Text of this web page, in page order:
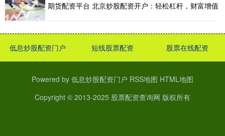
期货配资平台 北京炒股配资开户：轻松杠杆，财富增值
低息炒股配资门户 短线股票配资 股票在线配资
Powered by 低息炒股配资门户 RSS地图 HTML地图
Copyright © 2013-2025 股票配资查询网 版权所有